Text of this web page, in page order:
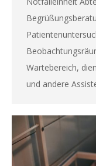
Wartebereich,
und andere